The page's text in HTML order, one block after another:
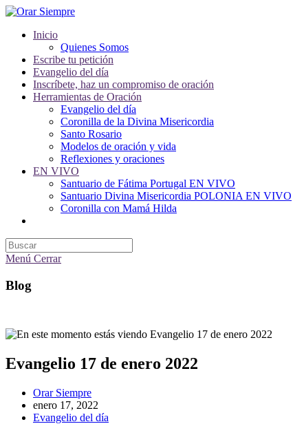
Saltar
contenido
Inicio
Quienes Somos
Escribe tu petición
Evangelio del día
Inscríbete, haz un compromiso de oración
Herramientas de Oración
Evangelio del día
Coronilla de la Divina Misericordia
Santo Rosario
Modelos de oración y vida
Reflexiones y oraciones
EN VIVO
Santuario de Fátima Portugal EN VIVO
Santuario Divina Misericordia POLONIA EN VIVO
Coronilla con Mamá Hilda
de
la
Menú Cerrar
Blog
Evangelio 17 de enero 2022
Autor
de
la
Orar Siempre
Publicación
de
enero 17, 2022
Categoría
Evangelio del día